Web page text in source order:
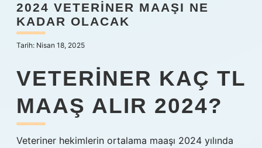
Yasal Uyarı
Hakkımızda
2024 VETERINER MAAŞI NE
KADAR OLACAK
Tarih: Nisan 18, 2025
VETERINER KAÇ TL
MAAŞ ALIR 2024?
Veteriner hekimlerin ortalama maaşı 2024 yılında